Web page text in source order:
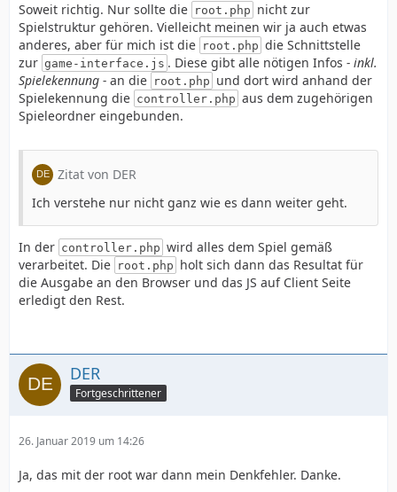
Soweit richtig. Nur sollte die root.php nicht zur
Spielstruktur gehören. Vielleicht meinen wir ja auch etwas
anderes, aber für mich ist die root.php die Schnittstelle
zur game-interface.js . Diese gibt alle nötigen Infos - inkl.
Spielekennung - an die root.php und dort wird anhand der
Spielekennung die controller.php aus dem zugehörigen
Spieleordner eingebunden.
Zitat von DER
Ich verstehe nur nicht ganz wie es dann weiter geht.
In der controller.php wird alles dem Spiel gemäß
verarbeitet. Die root.php holt sich dann das Resultat für
die Ausgabe an den Browser und das JS auf Client Seite
erledigt den Rest.
DER
Fortgeschrittener
26. Januar 2019 um 14:26
Ja, das mit der root war dann mein Denkfehler. Danke.